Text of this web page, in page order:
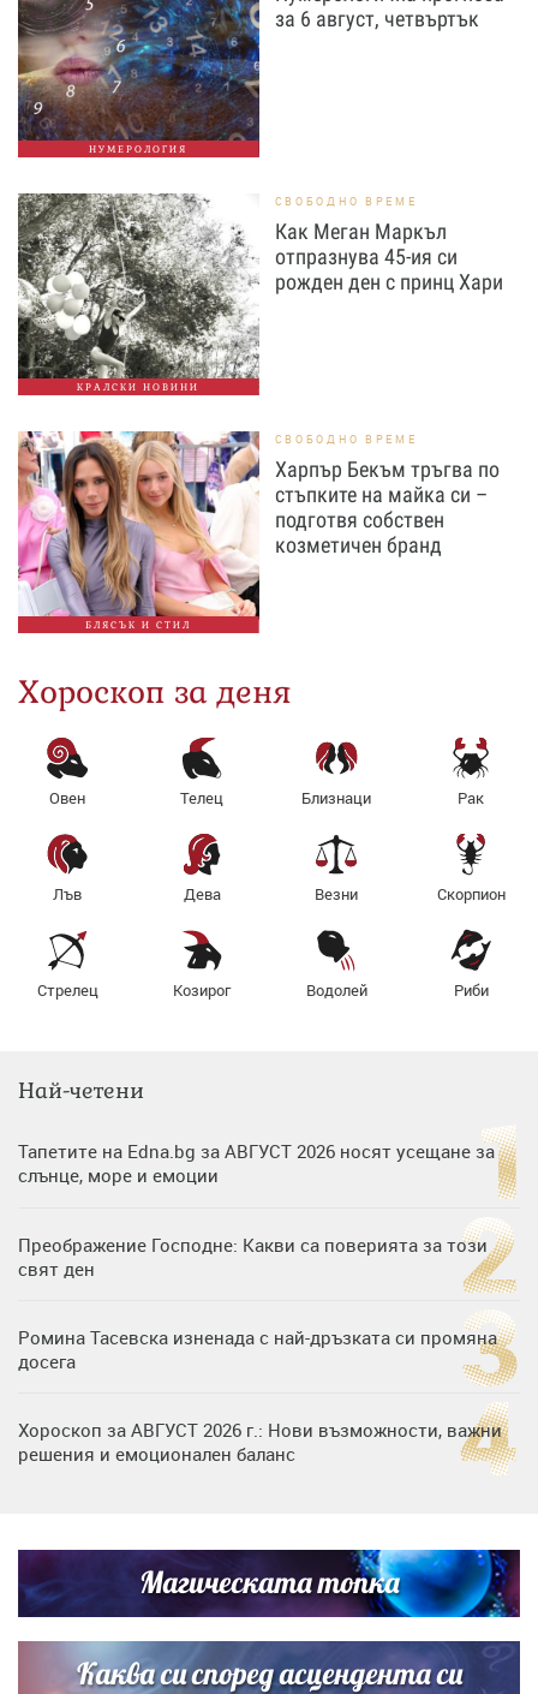
НУМЕРОЛОГИЯ
за 6 август, четвъртък
КРАЛСКИ НОВИНИ
СВОБОДНО ВРЕМЕ
Как Меган Маркъл
отпразнува 45-ия си
рожден ден с принц Хари
БЛЯСЪК И СТИЛ
СВОБОДНО ВРЕМЕ
Харпър Бекъм тръгва по
стъпките на майка си –
подготвя собствен
козметичен бранд
Хороскоп за деня
Овен Телец Близнаци Рак
Лъв Дева Везни Скорпион
Стрелец Козирог Водолей Риби
Най-четени
Тапетите на Edna.bg за АВГУСТ 2026 носят усещане за
слънце, море и емоции
Преображение Господне: Какви са поверията за този
свят ден
Ромина Тасевска изненада с най-дръзката си промяна
досега
Хороскоп за АВГУСТ 2026 г.: Нови възможности, важни
решения и емоционален баланс
си деца на семейна морска приказка
Звездна ваканция в Майорка: Дженифър Анистън,
Кортни Кокс и Джим Къртис заедно на яхта
Магическата топка
Каква си според асцендента си